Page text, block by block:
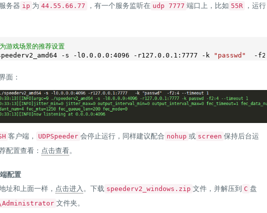
务器 ip 为 44.55.66.77 ，有一个服务监听在 udp 7777 端口上，比如 55R
，运行
游戏场景的推荐设置
-s -l0 .0 .0 .0 : 4096 -r127 .0 .0 .1 : 7777 -k "passwd"
  -f2:
面：
客户端， UDPSpeeder 会停止运行，同样建议配合 nohup 或 screen 保持后台运
配置查看： 点击查看。
配置
址和上面一样， 点击进入。下载 speederv2_windows.zip 文件，并解压到 C 盘
文件夹。